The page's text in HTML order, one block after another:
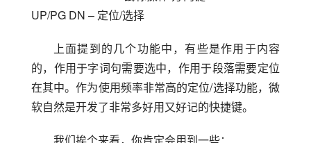
UP/PG DN – 定位/选择
上面提到的几个功能中，有些是作用于内容
的，作用于字词句需要选中，作用于段落需要定位
在其中。作为使用频率非常高的定位/选择功能，微
软自然是开发了非常多好用又好记的快捷键。